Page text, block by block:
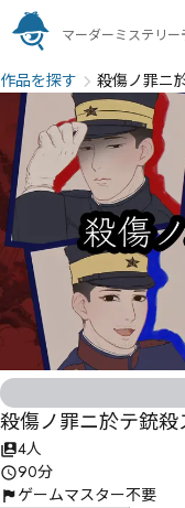
マーダーミステリ
作品を探す 殺傷ノ罪ニ
殺傷ノ罪ニ於テ銃殺
4人
90分
ゲームマスター不要